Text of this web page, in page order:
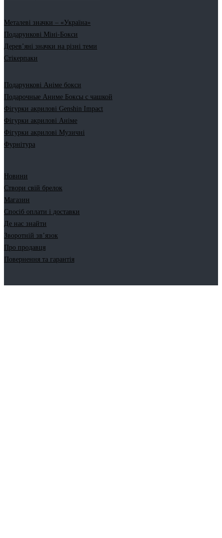
Металеві значки – «Україна»
Подарункові Міні-Бокси
Дерев’яні значки на різні теми
Стікерпаки
Подарункові Аніме бокси
Подарочные Аниме Боксы с чашкой
Фігурки акрилові Genshin Impact
Фігурки акрилові Аніме
Фігурки акрилові Музичні
Фурнітура
Новини
Створи свій брелок
Магазин
Спосіб оплати і доставки
Де нас знайти
Зворотній зв’язок
Про продавця
Повернення та гарантія